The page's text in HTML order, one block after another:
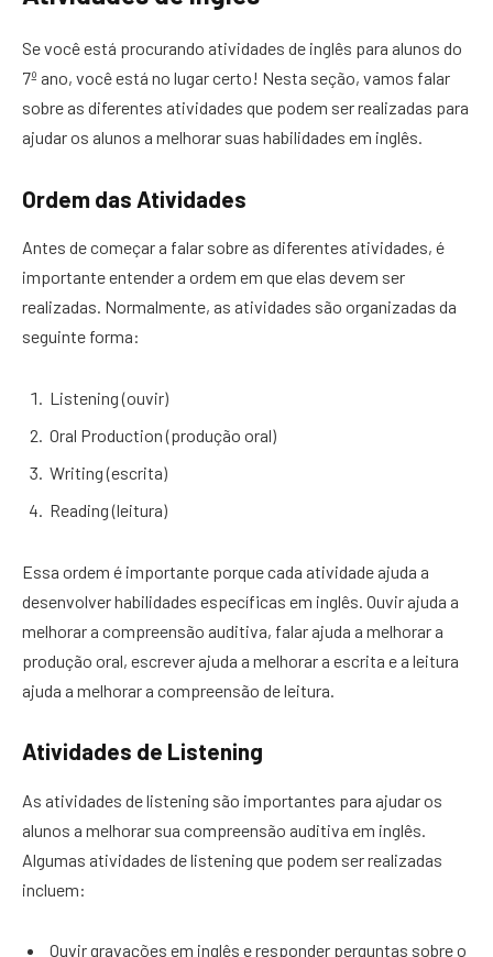
Se você está procurando atividades de inglês para alunos do
7º ano, você está no lugar certo! Nesta seção, vamos falar
sobre as diferentes atividades que podem ser realizadas para
ajudar os alunos a melhorar suas habilidades em inglês.
Ordem das Atividades
Antes de começar a falar sobre as diferentes atividades, é
importante entender a ordem em que elas devem ser
realizadas. Normalmente, as atividades são organizadas da
seguinte forma:
Listening (ouvir)
Oral Production (produção oral)
Writing (escrita)
Reading (leitura)
Essa ordem é importante porque cada atividade ajuda a
desenvolver habilidades específicas em inglês. Ouvir ajuda a
melhorar a compreensão auditiva, falar ajuda a melhorar a
produção oral, escrever ajuda a melhorar a escrita e a leitura
ajuda a melhorar a compreensão de leitura.
Atividades de Listening
As atividades de listening são importantes para ajudar os
alunos a melhorar sua compreensão auditiva em inglês.
Algumas atividades de listening que podem ser realizadas
incluem:
Ouvir gravações em inglês e responder perguntas sobre o